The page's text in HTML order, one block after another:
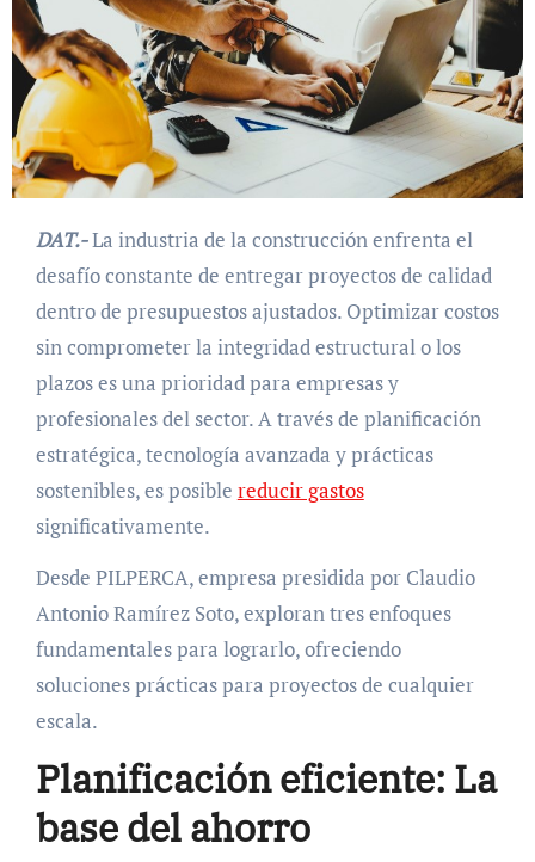
DAT.-La industria de la construcción enfrenta el
desafío constante de entregar proyectos de calidad
dentro de presupuestos ajustados. Optimizar costos
sin comprometer la integridad estructural o los
plazos es una prioridad para empresas y
profesionales del sector. A través de planificación
estratégica, tecnología avanzada y prácticas
sostenibles, es posible reducir gastos
significativamente.
Desde PILPERCA, empresa presidida por Claudio
Antonio Ramírez Soto, exploran tres enfoques
fundamentales para lograrlo, ofreciendo
soluciones prácticas para proyectos de cualquier
escala.
Planificación eficiente: La
base del ahorro